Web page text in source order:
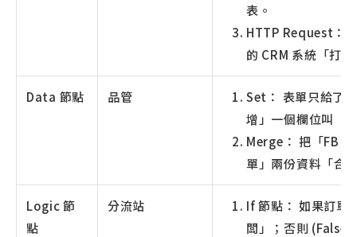
表。
HTTP Request：
的 CRM 系統「打
Data 節點 品管
Set： 表單只給了
增」一個欄位叫「
Merge： 把「FB
單」兩份資料「合
Logic 節
點
分流站
If 節點： 如果訂單
闆」；否則 (False)